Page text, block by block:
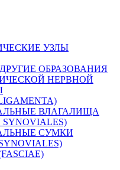
УЗЛЫ
ОБРАЗОВАНИЯ
НЕРВНОЙ
ВЛАГАЛИЩА
SYNOVIALES)
СУМКИ